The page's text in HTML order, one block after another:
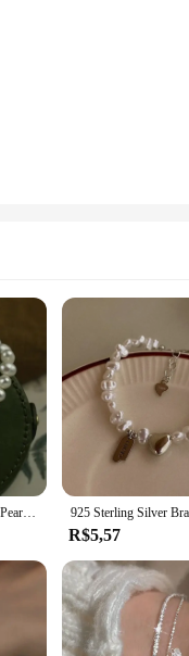
Elegant Natural Freshwater Pearl Bracelet para Mulheres, Botões Magnéticos, Design Criativo, Acessórios Jóias Casamento
R$5,57